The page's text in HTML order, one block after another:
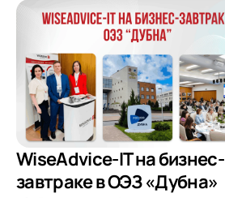
WiseAdvice-IT на бизнес-
завтраке в ОЭЗ «Дубна»